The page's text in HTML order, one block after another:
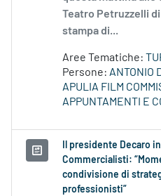
Teatro Petruzzelli
stampa di...
Aree Tematiche:
Persone: ANTONIO
APULIA FILM
APPUNTAMENTI E
Il presidente Decaro
Commercialisti:
condivisione di
professionisti”